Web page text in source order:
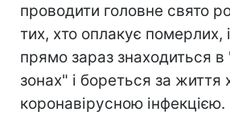
проводити головне свято
тих, хто оплакує померлих,
прямо зараз знаходиться
зонах" і бореться за життя
коронавірусною інфекцією.